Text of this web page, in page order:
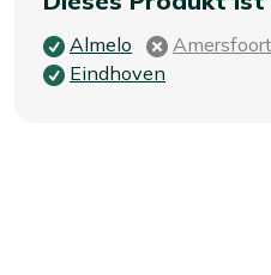
Almelo Amersfoort
Eindhoven